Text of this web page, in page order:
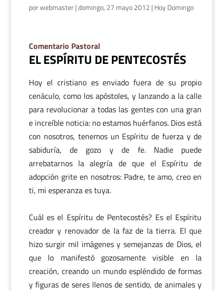
porwebmaster|domingo, 27 mayo 2012 | Hoy Domingo
Comentario Pastoral
EL ESPÍRITU DE PENTECOSTÉS
Hoy el cristiano es enviado fuera de su propio
cenáculo, como los apóstoles, y lanzando a la calle
para revolucionar a todas las gentes con una gran
e increíble noticia: no estamos huérfanos. Dios está
con nosotros, tenemos un Espíritu de fuerza y de
sabiduría, de gozo y de fe. Nadie puede
arrebatarnos la alegría de que el Espíritu de
adopción grite en nosotros: Padre, te amo, creo en
ti, mi esperanza es tuya.
Cuál es el Espíritu de Pentecostés? Es el Espíritu
creador y renovador de la faz de la tierra. El que
hizo surgir mil imágenes y semejanzas de Dios, el
que lo manifestó gozosamente visible en la
creación, creando un mundo espléndido de formas
y figuras de seres llenos de sentido, de animales y